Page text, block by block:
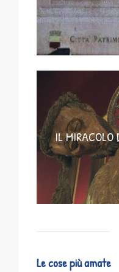
IL MIRACOLO
Le cose più amate